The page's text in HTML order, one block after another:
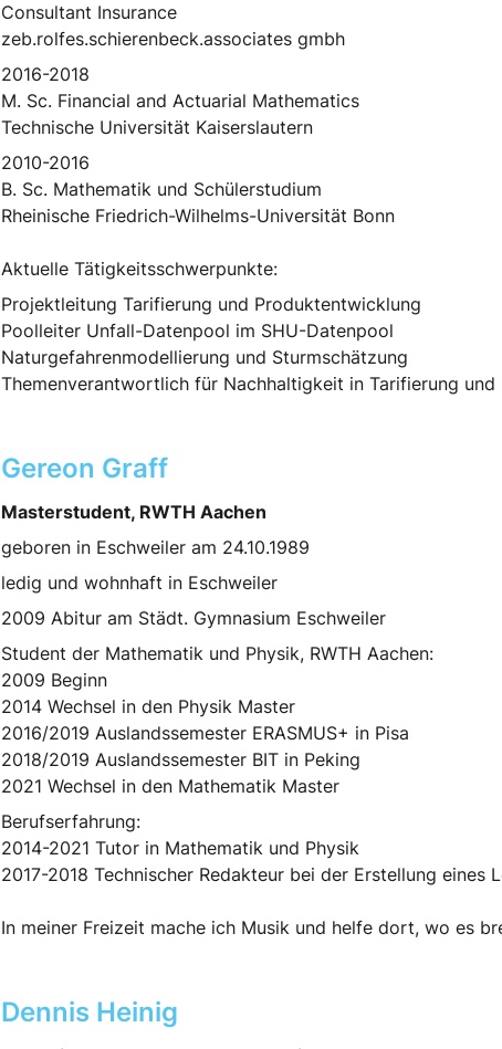
Consultant Insurance
zeb.rolfes.schierenbeck.associates gmbh
2016-2018
M. Sc. Financial and Actuarial Mathematics
Technische Universität Kaiserslautern
2010-2016
B. Sc. Mathematik und Schülerstudium
Rheinische Friedrich-Wilhelms-Universität Bonn
Aktuelle Tätigkeitsschwerpunkte:
Projektleitung Tarifierung und Produktentwicklung
Poolleiter Unfall-Datenpool im SHU-Datenpool
Naturgefahrenmodellierung und Sturmschätzung
Themenverantwortlich für Nachhaltigkeit in Tarifierung
Gereon Graff
Masterstudent, RWTH Aachen
geboren in Eschweiler am 24.10.1989
ledig und wohnhaft in Eschweiler
2009 Abitur am Städt. Gymnasium Eschweiler
Student der Mathematik und Physik, RWTH Aachen:
2009 Beginn
2014 Wechsel in den Physik Master
2016/2019 Auslandssemester ERASMUS+ in Pisa
2018/2019 Auslandssemester BIT in Peking
2021 Wechsel in den Mathematik Master
Berufserfahrung:
2014-2021 Tutor in Mathematik und Physik
2017-2018 Technischer Redakteur bei der Erstellung eines
In meiner Freizeit mache ich Musik und helfe dort, wo es
Dennis Heinig